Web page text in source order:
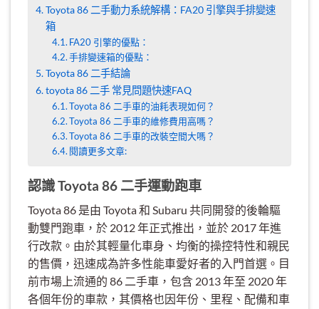
Toyota 86 二手動力系統解構：FA20 引擎與手排變速
箱
FA20 引擎的優點：
手排變速箱的優點：
Toyota 86 二手結論
toyota 86 二手 常見問題快速FAQ
Toyota 86 二手車的油耗表現如何？
Toyota 86 二手車的維修費用高嗎？
Toyota 86 二手車的改裝空間大嗎？
閱讀更多文章:
認識 Toyota 86 二手運動跑車
Toyota 86 是由 Toyota 和 Subaru 共同開發的後輪驅
動雙門跑車，於 2012 年正式推出，並於 2017 年進
行改款。由於其輕量化車身、均衡的操控特性和親民
的售價，迅速成為許多性能車愛好者的入門首選。目
前市場上流通的 86 二手車，包含 2013 年至 2020 年
各個年份的車款，其價格也因年份、里程、配備和車